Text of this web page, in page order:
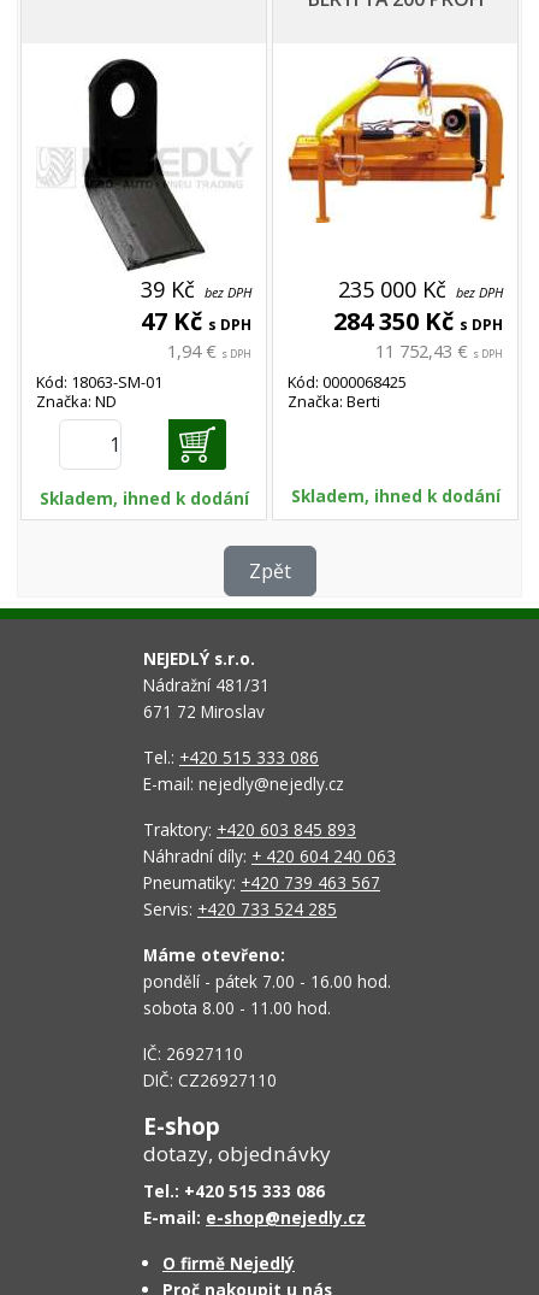
39 Kč bez DPH
47 Kč s DPH
1,94 € s DPH
Kód: 18063-SM-01
Značka: ND
Skladem, ihned k dodání
235 000 Kč bez DPH
284 350 Kč s DPH
11 752,43 € s DPH
Kód: 0000068425
Značka: Berti
Skladem, ihned k dodání
Zpět
NEJEDLÝ s.r.o.
Nádražní 481/31
671 72 Miroslav
Tel.: +420 515 333 086
E-mail: nejedly@nejedly.cz
Traktory: +420 603 845 893
Náhradní díly: + 420 604 240 063
Pneumatiky: +420 739 463 567
Servis: +420 733 524 285
Máme otevřeno:
pondělí - pátek 7.00 - 16.00 hod.
sobota 8.00 - 11.00 hod.
IČ: 26927110
DIČ: CZ26927110
E-shop
dotazy, objednávky
Tel.: +420 515 333 086
E-mail: e-shop@nejedly.cz
O firmě Nejedlý
Proč nakoupit u nás